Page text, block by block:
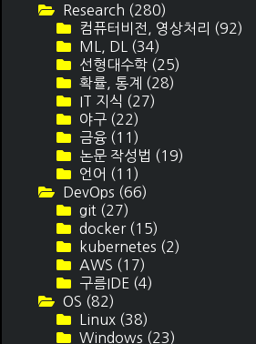
Research (280)
컴퓨터비전, 영상처리 (92)
ML, DL (34)
선형대수학 (25)
확률, 통계 (28)
IT 지식 (27)
야구 (22)
금융 (11)
논문 작성법 (19)
언어 (11)
DevOps (66)
git (27)
docker (15)
kubernetes (2)
AWS (17)
구름IDE (4)
OS (82)
Linux (38)
Windows (23)